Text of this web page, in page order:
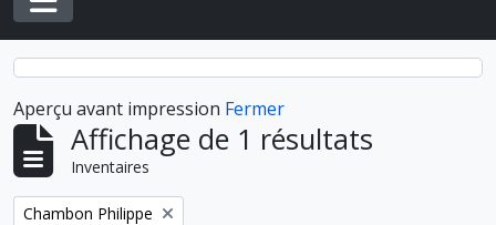
Toggle navigation
Aperçu avant impression Fermer
Affichage de 1 résultats
Inventaires
Remove filter:
Chambon Philippe